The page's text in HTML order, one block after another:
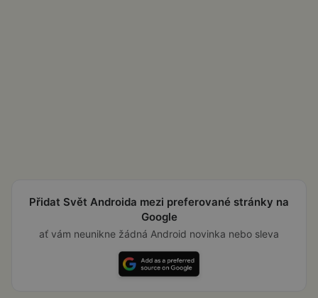
Přidat Svět Androida mezi preferované stránky na
Google
ať vám neunikne žádná Android novinka nebo sleva